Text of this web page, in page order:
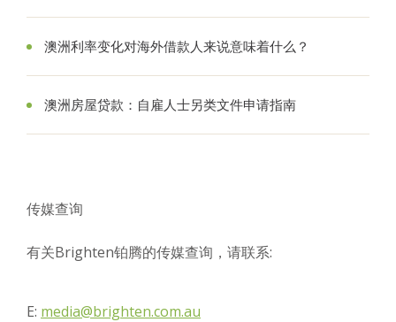
澳洲利率变化对海外借款人来说意味着什么？
澳洲房屋贷款：自雇人士另类文件申请指南
传媒查询
有关Brighten铂腾的传媒查询，请联系:
E: media@brighten.com.au